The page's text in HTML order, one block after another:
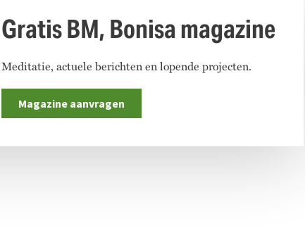
Gratis BM, Bonisa magazine
Meditatie, actuele berichten en lopende projecten.
Magazine aanvragen